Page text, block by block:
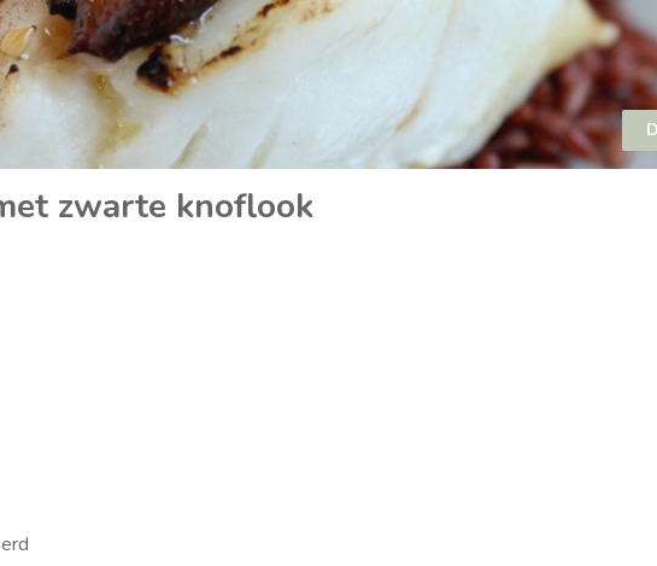
zwarte knoflook